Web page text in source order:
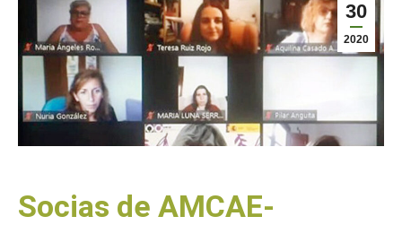
30
2020
Socias de AMCAE-